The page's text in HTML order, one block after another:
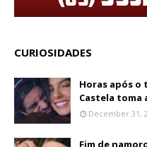
CURIOSIDADES
Horas após o
Castela
December 31,
Fim de